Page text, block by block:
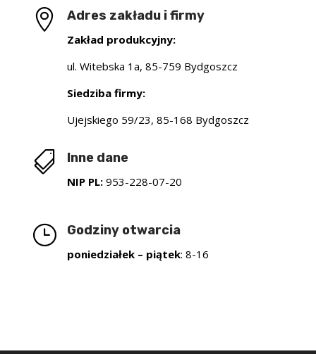
 Adres zakładu i firmy
Zakład produkcyjny:
ul. Witebska 1a, 85-759 Bydgoszcz
Siedziba firmy:
Ujejskiego 59/23, 85-168 Bydgoszcz
 Inne dane
NIP PL:953-228-07-20
} Godziny otwarcia
poniedziałek – piątek: 8-16